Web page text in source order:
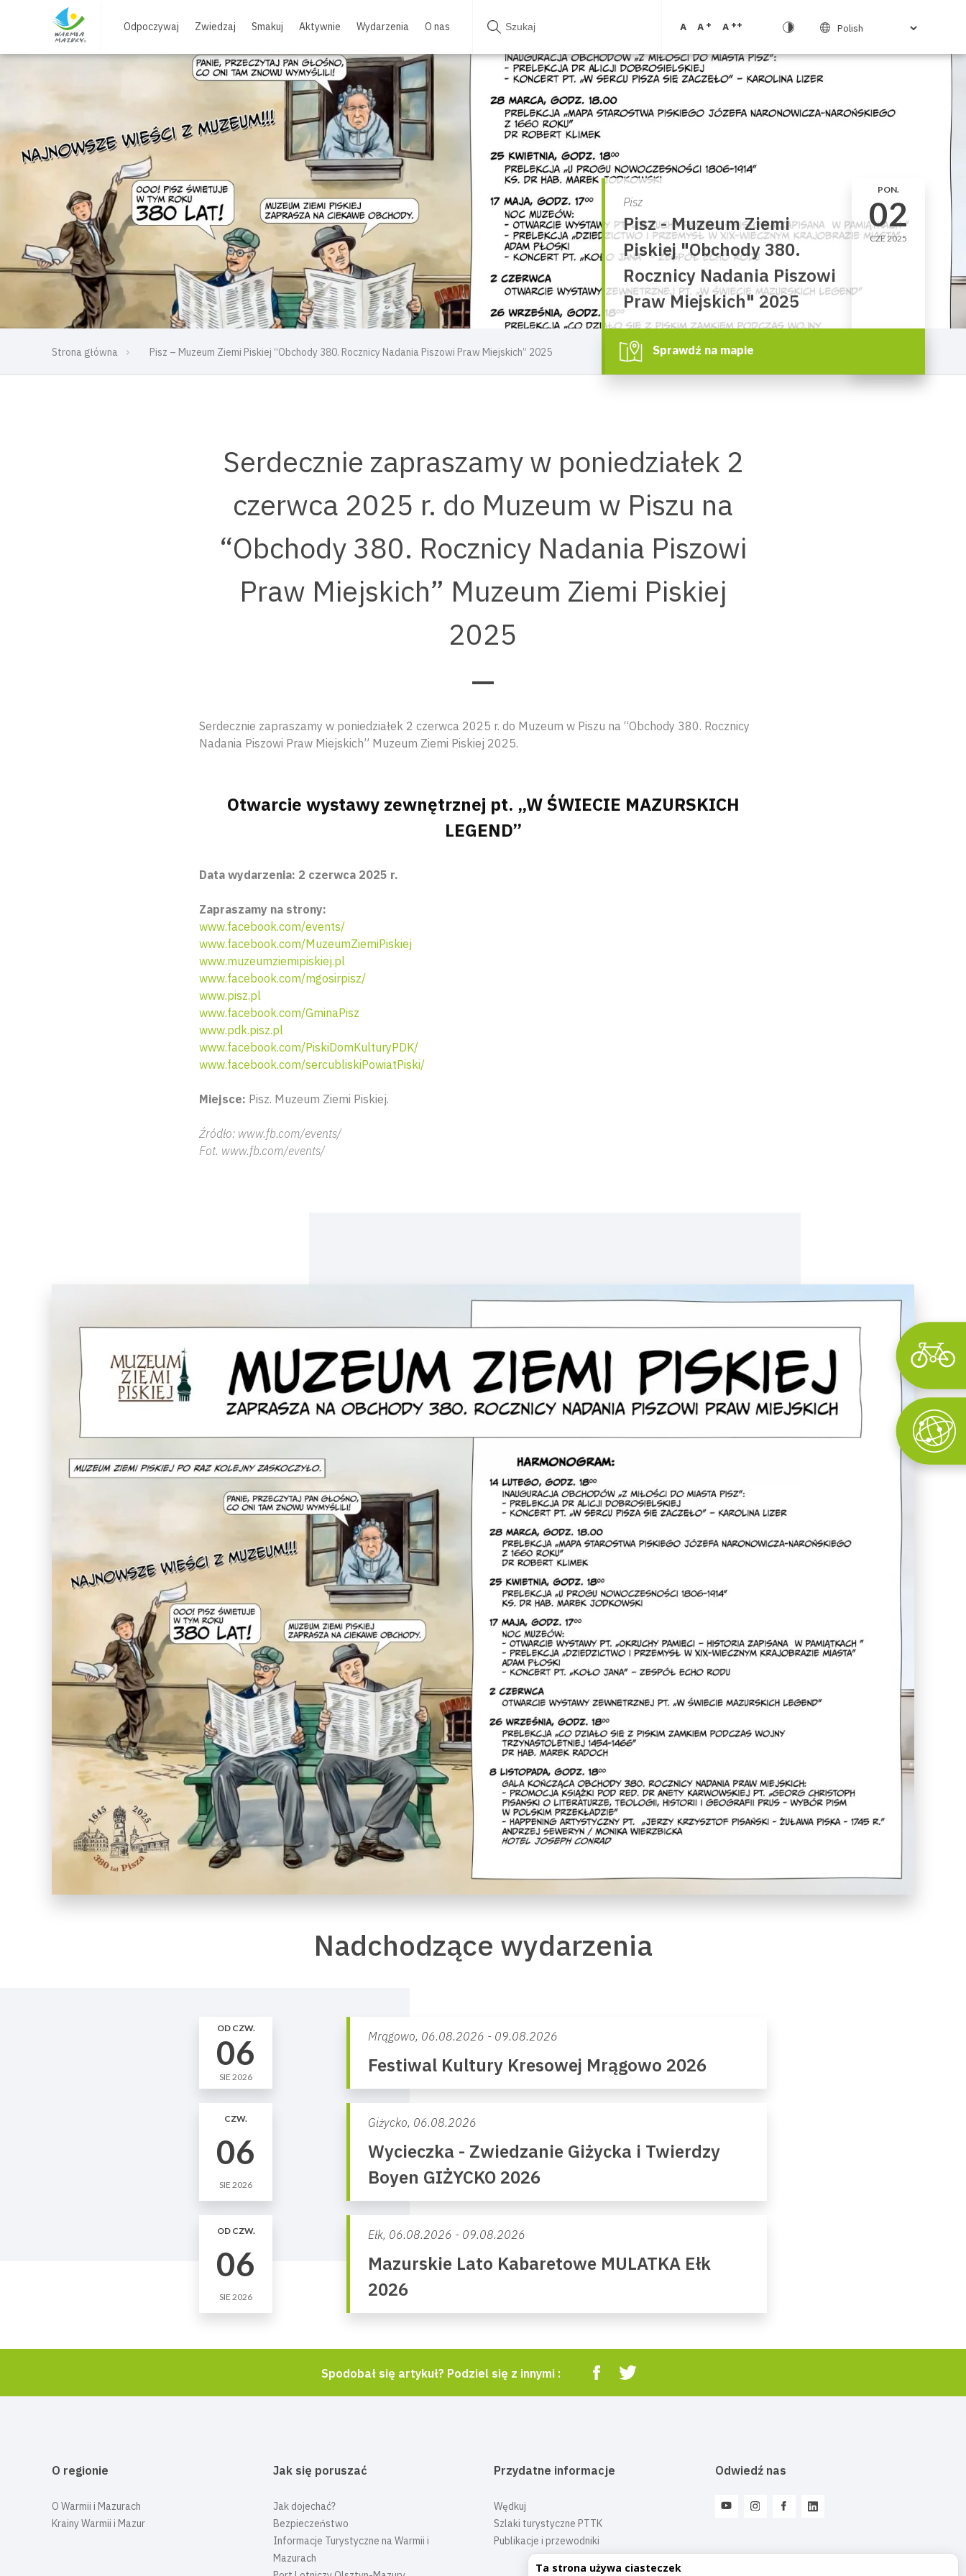
Ta strona używa ciasteczek
Odpoczywaj Zwiedzaj Smakuj Aktywnie Wydarzenia O nas A A + A ++
Strona główna Pisz – Muzeum Ziemi Piskiej “Obchody 380. Rocznicy Nadania Piszowi Praw Miejskich” 2025
Pisz
Pisz - Muzeum Ziemi
Piskiej "Obchody 380.
Rocznicy Nadania Piszowi
Praw Miejskich" 2025
PON.
02
CZE 2025
Sprawdź na mapie
Serdecznie zapraszamy w poniedziałek 2
czerwca 2025 r. do Muzeum w Piszu na
“Obchody 380. Rocznicy Nadania Piszowi
Praw Miejskich” Muzeum Ziemi Piskiej
2025
Serdecznie zapraszamy w poniedziałek 2 czerwca 2025 r. do Muzeum w Piszu na “Obchody 380. Rocznicy
Nadania Piszowi Praw Miejskich” Muzeum Ziemi Piskiej 2025.
Otwarcie wystawy zewnętrznej pt. „W ŚWIECIE MAZURSKICH
LEGEND”
Data wydarzenia: 2 czerwca 2025 r.
Zapraszamy na strony:
www.facebook.com/events/
www.facebook.com/MuzeumZiemiPiskiej
www.muzeumziemipiskiej.pl
www.facebook.com/mgosirpisz/
www.pisz.pl
www.facebook.com/GminaPisz
www.pdk.pisz.pl
www.facebook.com/PiskiDomKulturyPDK/
www.facebook.com/sercubliskiPowiatPiski/
Miejsce: Pisz. Muzeum Ziemi Piskiej.
Źródło: www.fb.com/events/
Fot. www.fb.com/events/
Nadchodzące wydarzenia
OD CZW.
06
SIE 2026
Mrągowo, 06.08.2026 - 09.08.2026
Festiwal Kultury Kresowej Mrągowo 2026
CZW.
06
SIE 2026
Giżycko, 06.08.2026
Wycieczka - Zwiedzanie Giżycka i Twierdzy
Boyen GIŻYCKO 2026
OD CZW.
06
SIE 2026
Ełk, 06.08.2026 - 09.08.2026
Mazurskie Lato Kabaretowe MULATKA Ełk
2026
Spodobał się artykuł? Podziel się z innymi :
O regionie
O Warmii i Mazurach
Krainy Warmii i Mazur
Jak się poruszać
Jak dojechać?
Bezpieczeństwo
Informacje Turystyczne na Warmii i
Mazurach
Przydatne informacje
Wędkuj
Szlaki turystyczne PTTK
Publikacje i przewodniki
Odwiedź nas
Wyszukaj